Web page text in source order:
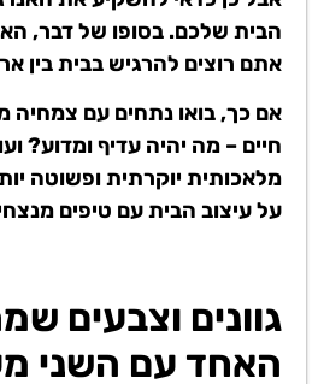
הבית שלכם. בסופו של דבר,
אתם רוצים להרגיש בבית בין
חיים – מה יהיה עדיף ומדוע?
מלאכותית יוקרתית ופשוטה
על עיצוב הבית עם טיפים מנצחים
גוונים וצבעים
האחד עם השני